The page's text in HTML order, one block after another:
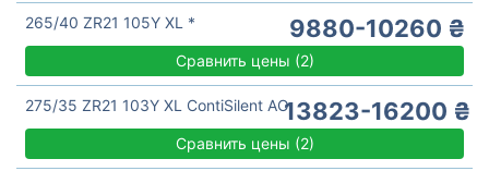
265/40 ZR21 105Y XL * 9880-10260 ₴
Сравнить цены (2)
275/35 ZR21 103Y XL ContiSilent AO13823-16200 ₴
Сравнить цены (2)